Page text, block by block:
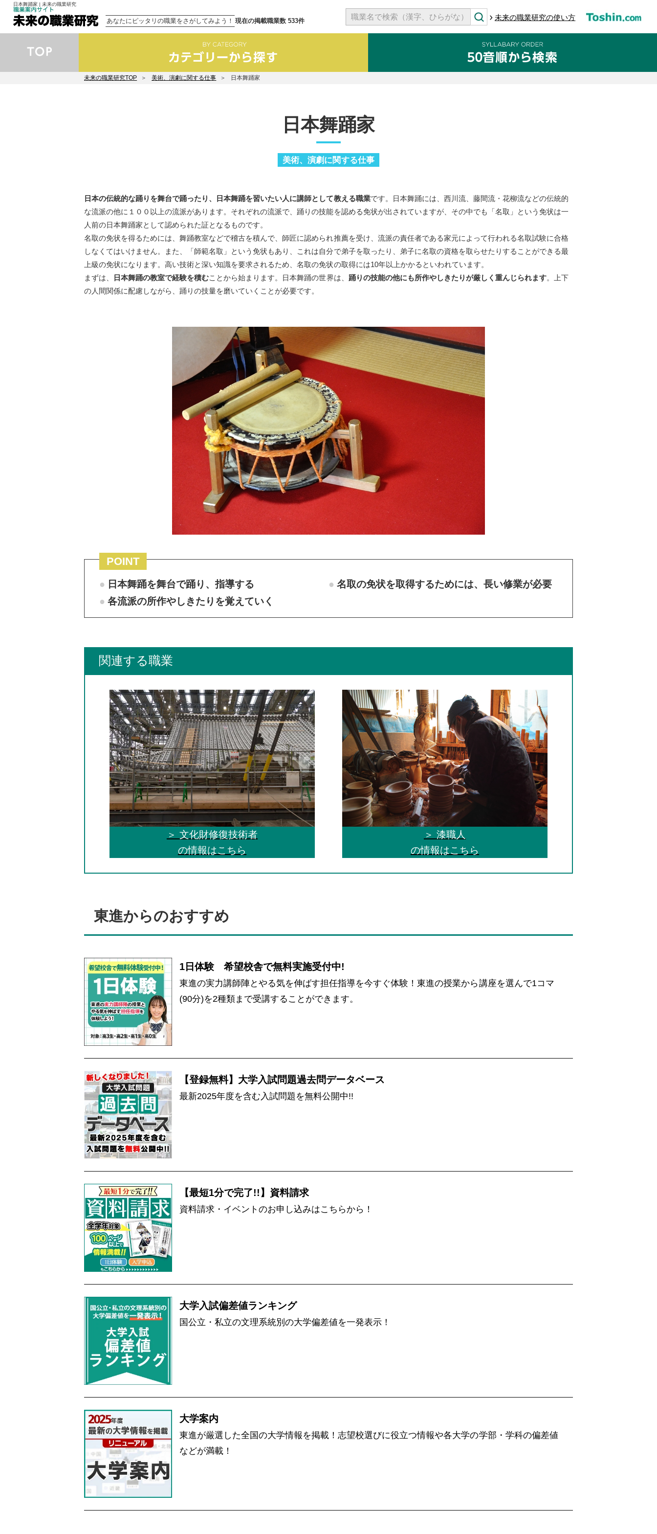
日本舞踊家 | 未来の職業研究
現在の掲載職業数 533件
あなたにピッタリの職業をさがしてみよう！ 未来の職業研究の使い方
未来の職業研究TOP 美術、演劇に関する仕事 日本舞踊家
日本舞踊家
美術、演劇に関する仕事
日本の伝統的な踊りを舞台で踊ったり、日本舞踊を習いたい人に講師として教える職業です。日本舞踊には、西川流、藤間流・花柳流などの伝統的
な流派の他に１００以上の流派があります。それぞれの流派で、踊りの技能を認める免状が出されていますが、その中でも「名取」という免状は一
人前の日本舞踊家として認められた証となるものです。
名取の免状を得るためには、舞踊教室などで稽古を積んで、師匠に認められ推薦を受け、流派の責任者である家元によって行われる名取試験に合格
しなくてはいけません。また、「師範名取」という免状もあり、これは自分で弟子を取ったり、弟子に名取の資格を取らせたりすることができる最
上級の免状になります。高い技術と深い知識を要求されるため、名取の免状の取得には10年以上かかるといわれています。
まずは、
日本舞踊の教室で経験を積むことから始まります。日本舞踊の世界は、 踊りの技能の他にも所作やしきたりが厳しく重んじられます。上下
の人間関係に配慮しながら、踊りの技量を磨いていくことが必要です。
POINT
日本舞踊を舞台で踊り、指導する
名取の免状を取得するためには、長い修業が必要
各流派の所作やしきたりを覚えていく
関連する職業
＞ 文化財修復技術者
の情報はこちら
＞ 漆職人
の情報はこちら
東進からのおすすめ
1日体験 希望校舎で無料実施受付中!
東進の実力講師陣とやる気を伸ばす担任指導を今すぐ体験！東進の授業から講座を選んで1コマ
(90分)を2種類まで受講することができます。
【登録無料】大学入試問題過去問データベース
最新2025年度を含む入試問題を無料公開中!!
【最短1分で完了!!】資料請求
資料請求・イベントのお申し込みはこちらから！
大学入試偏差値ランキング
国公立・私立の文理系統別の大学偏差値を一発表示！
大学案内
東進が厳選した全国の大学情報を掲載！志望校選びに役立つ情報や各大学の学部・学科の偏差値
などが満載！